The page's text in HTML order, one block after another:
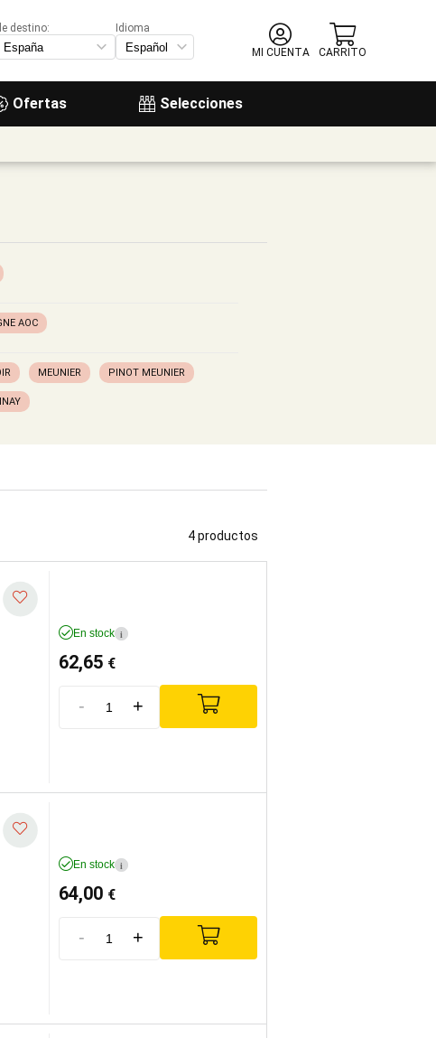
Ofertas Selecciones
destino:
Idioma
MI CUENTA
CARRITO
AOC
MEUNIER PINOT MEUNIER
4 productos
En stock i
62,65 €
- +
En stock i
64,00 €
- +